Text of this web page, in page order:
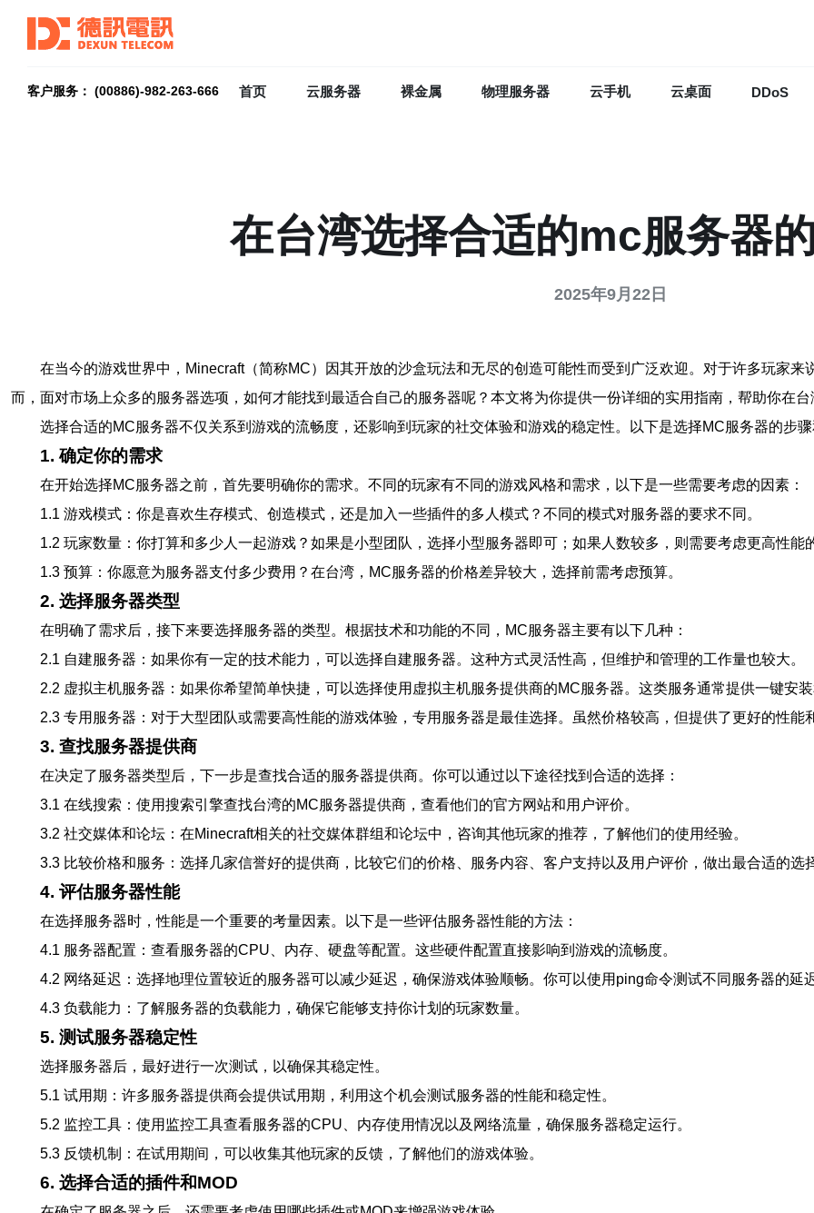
客户服务： (00886)-982-263-666 首页 云服务器 裸金属 物理服务器 云手机 云桌面 DDoS
在台湾选择合适的mc服务器
2025年9月22日
在当今的游戏世界中，Minecraft（简称MC）因其开放的沙盒玩法和无尽的创造可能性而受到广泛欢迎。对于许多玩家
而，面对市场上众多的服务器选项，如何才能找到最适合自己的服务器呢？本文将为你提供一份详细的实用指南，帮助你在台
选择合适的MC服务器不仅关系到游戏的流畅度，还影响到玩家的社交体验和游戏的稳定性。以下是选择MC服务器的步骤
1. 确定你的需求
在开始选择MC服务器之前，首先要明确你的需求。不同的玩家有不同的游戏风格和需求，以下是一些需要考虑的因素：
1.1 游戏模式：你是喜欢生存模式、创造模式，还是加入一些插件的多人模式？不同的模式对服务器的要求不同。
1.2 玩家数量：你打算和多少人一起游戏？如果是小型团队，选择小型服务器即可；如果人数较多，则需要考虑更高性能
1.3 预算：你愿意为服务器支付多少费用？在台湾，MC服务器的价格差异较大，选择前需考虑预算。
2. 选择服务器类型
在明确了需求后，接下来要选择服务器的类型。根据技术和功能的不同，MC服务器主要有以下几种：
2.1 自建服务器：如果你有一定的技术能力，可以选择自建服务器。这种方式灵活性高，但维护和管理的工作量也较大。
2.2 虚拟主机服务器：如果你希望简单快捷，可以选择使用虚拟主机服务提供商的MC服务器。这类服务通常提供一键安装
2.3 专用服务器：对于大型团队或需要高性能的游戏体验，专用服务器是最佳选择。虽然价格较高，但提供了更好的性能
3. 查找服务器提供商
在决定了服务器类型后，下一步是查找合适的服务器提供商。你可以通过以下途径找到合适的选择：
3.1 在线搜索：使用搜索引擎查找台湾的MC服务器提供商，查看他们的官方网站和用户评价。
3.2 社交媒体和论坛：在Minecraft相关的社交媒体群组和论坛中，咨询其他玩家的推荐，了解他们的使用经验。
3.3 比较价格和服务：选择几家信誉好的提供商，比较它们的价格、服务内容、客户支持以及用户评价，做出最合适的选
4. 评估服务器性能
在选择服务器时，性能是一个重要的考量因素。以下是一些评估服务器性能的方法：
4.1 服务器配置：查看服务器的CPU、内存、硬盘等配置。这些硬件配置直接影响到游戏的流畅度。
4.2 网络延迟：选择地理位置较近的服务器可以减少延迟，确保游戏体验顺畅。你可以使用ping命令测试不同服务器的延迟
4.3 负载能力：了解服务器的负载能力，确保它能够支持你计划的玩家数量。
5. 测试服务器稳定性
选择服务器后，最好进行一次测试，以确保其稳定性。
5.1 试用期：许多服务器提供商会提供试用期，利用这个机会测试服务器的性能和稳定性。
5.2 监控工具：使用监控工具查看服务器的CPU、内存使用情况以及网络流量，确保服务器稳定运行。
5.3 反馈机制：在试用期间，可以收集其他玩家的反馈，了解他们的游戏体验。
6. 选择合适的插件和MOD